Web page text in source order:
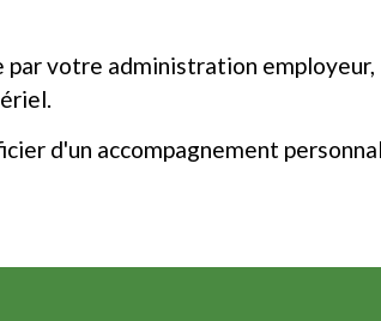
par votre administration
d'un accompagnement